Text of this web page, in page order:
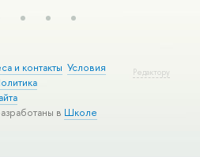
Редактору
и контакты Условия
в Школе